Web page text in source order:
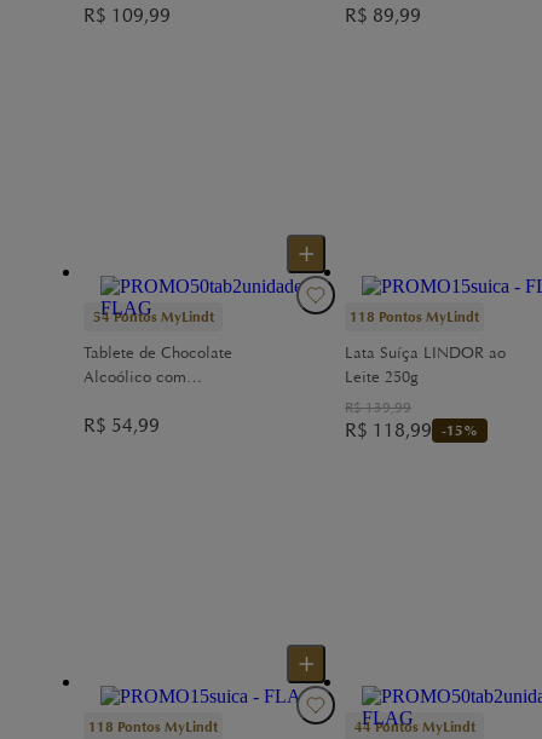
R$ 109,99 R$ 89,99
54Pontos MyLindt
Tablete de Chocolate
Alcoólico com
R$ 54,99
118 Pontos MyLindt
Lata Suíça LINDOR ao
Leite 250g
R$139,99
R$ 118,99 -15%
118 Pontos MyLindt 44Pontos MyLindt